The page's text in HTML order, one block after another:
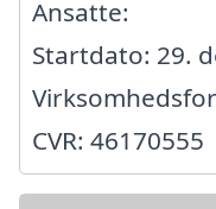
Ansatte:
Startdato: 29.
CVR: 46170555